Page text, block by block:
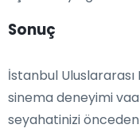
Sonuç
İstanbul
sinema deneyimi
seyahatinizi